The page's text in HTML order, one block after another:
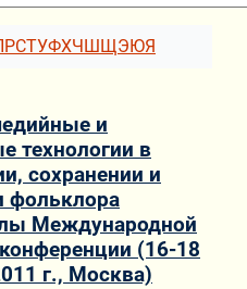
РСТУФХЧ Ш ЩЭ ЮЯ
и
технологии в
сохранении и
фольклора
Международной
(16-18
г., Москва)